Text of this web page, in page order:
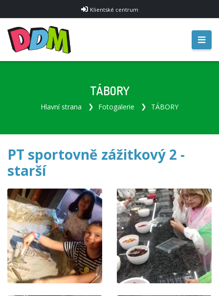
Klientské centrum
TÁBORY
Hlavní strana Fotogalerie TÁBORY
PT sportovně zážitkový 2 -
starší